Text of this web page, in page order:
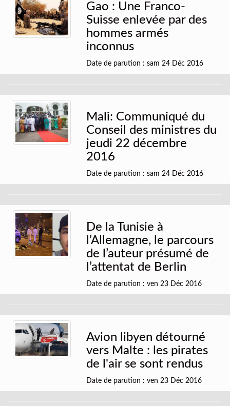
Gao : Une Franco-
Suisse enlevée par des
hommes armés
inconnus
Date de parution : sam 24 Déc 2016
Mali: Communiqué du
Conseil des ministres du
jeudi 22 décembre
2016
Date de parution : sam 24 Déc 2016
De la Tunisie à
l’Allemagne, le parcours
de l’auteur présumé de
l’attentat de Berlin
Date de parution : ven 23 Déc 2016
Avion libyen détourné
vers Malte : les pirates
de l'air se sont rendus
Date de parution : ven 23 Déc 2016